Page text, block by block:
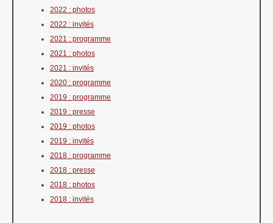
2022 : photos
2022 : invités
2021 : programme
2021 : photos
2021 : invités
2020 : programme
2019 : programme
2019 : presse
2019 : photos
2019 : invités
2018 : programme
2018 : presse
2018 : photos
2018 : invités